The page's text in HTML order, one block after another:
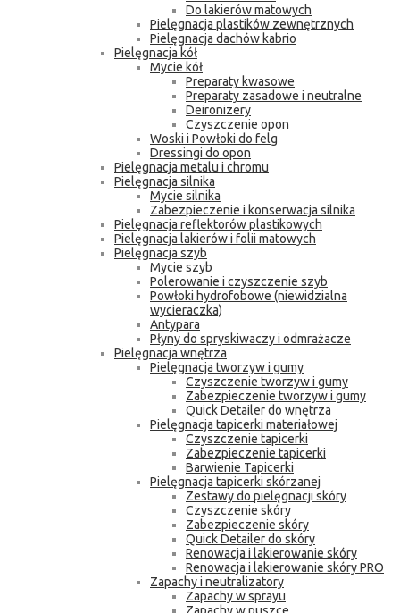
Do lakierów matowych
Pielęgnacja plastików zewnętrznych
Pielęgnacja dachów kabrio
Pielęgnacja kół
Mycie kół
Preparaty kwasowe
Preparaty zasadowe i neutralne
Deironizery
Czyszczenie opon
Woski i Powłoki do felg
Dressingi do opon
Pielęgnacja metalu i chromu
Pielęgnacja silnika
Mycie silnika
Zabezpieczenie i konserwacja silnika
Pielęgnacja reflektorów plastikowych
Pielęgnacja lakierów i folii matowych
Pielęgnacja szyb
Mycie szyb
Polerowanie i czyszczenie szyb
Powłoki hydrofobowe (niewidzialna
wycieraczka)
Antypara
Płyny do spryskiwaczy i odmrażacze
Pielęgnacja wnętrza
Pielęgnacja tworzyw i gumy
Czyszczenie tworzyw i gumy
Zabezpieczenie tworzyw i gumy
Quick Detailer do wnętrza
Pielęgnacja tapicerki materiałowej
Czyszczenie tapicerki
Zabezpieczenie tapicerki
Barwienie Tapicerki
Pielęgnacja tapicerki skórzanej
Zestawy do pielęgnacji skóry
Czyszczenie skóry
Zabezpieczenie skóry
Quick Detailer do skóry
Renowacja i lakierowanie skóry
Renowacja i lakierowanie skóry PRO
Zapachy i neutralizatory
Zapachy w sprayu